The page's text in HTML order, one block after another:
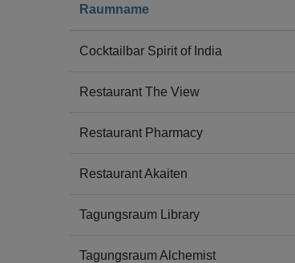
Raumname
Cocktailbar Spirit of India
Restaurant The View
Restaurant Pharmacy
Restaurant Akaiten
Tagungsraum Library
Tagungsraum Alchemist